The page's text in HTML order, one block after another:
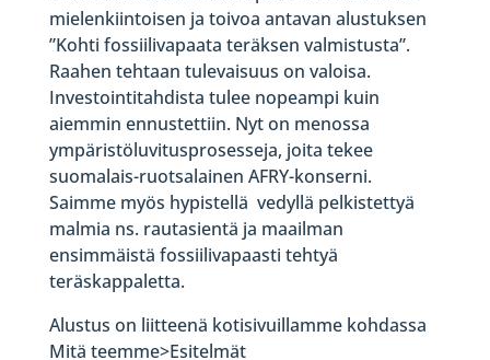
mielenkiintoisen ja toivoa antavan alustuksen
”Kohti fossiilivapaata teräksen valmistusta”.
Raahen tehtaan tulevaisuus on valoisa.
Investointitahdista tulee nopeampi kuin
aiemmin ennustettiin. Nyt on menossa
ympäristöluvitusprosesseja, joita tekee
suomalais-ruotsalainen AFRY-konserni.
Saimme myös hypistellä vedyllä pelkistettyä
malmia ns. rautasientä ja maailman
ensimmäistä fossiilivapaasti tehtyä
teräskappaletta.
Alustus on liitteenä kotisivuillamme kohdassa
Mitä teemme>Esitelmät